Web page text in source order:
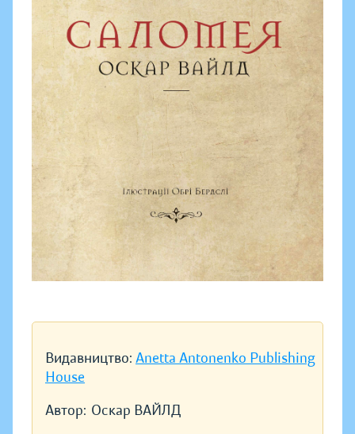
Видавництво: Anetta Antonenko Publishing
House
Автор: Оскар ВАЙЛД